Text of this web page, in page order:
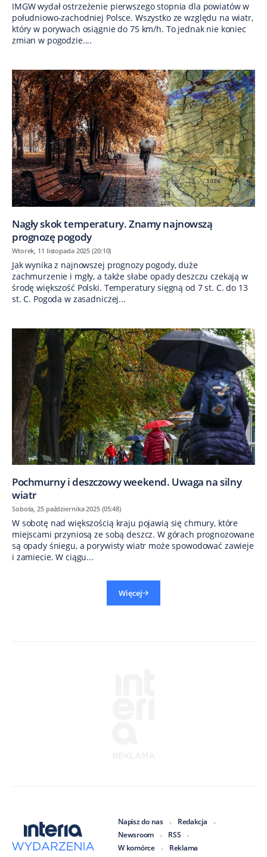
IMGW wydał ostrzeżenie pierwszego stopnia dla powiatów w
południowo-zachodniej Polsce. Wszystko ze względu na wiatr,
który w porywach osiągnie do 75 km/h. To jednak nie koniec
zmian w pogodzie....
Nagły skok temperatury. Znamy najnowszą
prognozę pogody
Wtorek, 11 listopada 2025 (20:10)
Jak wynika z najnowszej prognozy pogody, duże
zachmurzenie i mgły, a także słabe opady deszczu czekają w
środę większość Polski. Temperatury sięgną od 7 st. C. do 13
st. C. Pogoda w zasadniczej...
Pochmurny i deszczowy weekend. Uwaga na silny
wiatr
Sobota, 25 października 2025 (05:48)
W sobotę nad większością kraju pojawią się chmury, które
miejscami przyniosą ze sobą deszcz. W górach prognozowane
są opady śniegu, a porywisty wiatr może spowodować zawieje
i zamiecie. W ciągu...
Więcej
Napisz do nas
Redakcja
Newsroom
RSS
W komórce
Reklama